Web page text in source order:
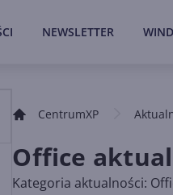
NEWSLETTER
CentrumXP
Office
Kategoria aktualności: